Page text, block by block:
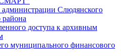
Слюдянского
доступа к архивным
муниципального финансового